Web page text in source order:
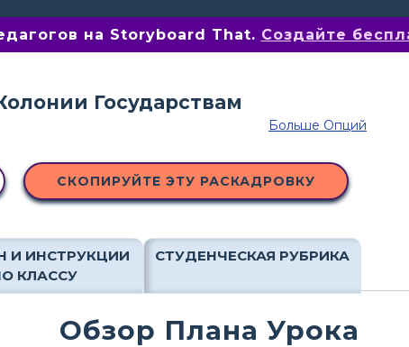
на Storyboard That. Создайте
Больше Опций
СКОПИРУЙТЕ ЭТУ РАСКАДРОВКУ
И ИНСТРУКЦИИ
КЛАССУ
СТУДЕНЧЕСКАЯ РУБРИКА
Обзор Плана Урока